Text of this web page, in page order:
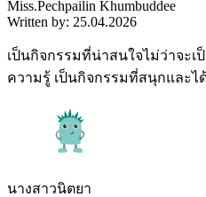
Miss.Pechpailin Khumbuddee
Written by: 25.04.2026
เป็นกิจกรรมที่น่าสนใจไม่ว่าจะเ
ความรู้ เป็นกิจกรรมที่สนุกและไ
นางสาวนิตยา